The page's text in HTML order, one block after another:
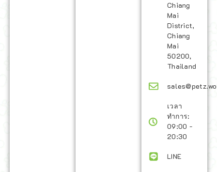
Chiang
Mai
District,
Chiang
Mai
50200,
Thailand
เวลา
ทำการ:
09:00 -
20:30
LINE